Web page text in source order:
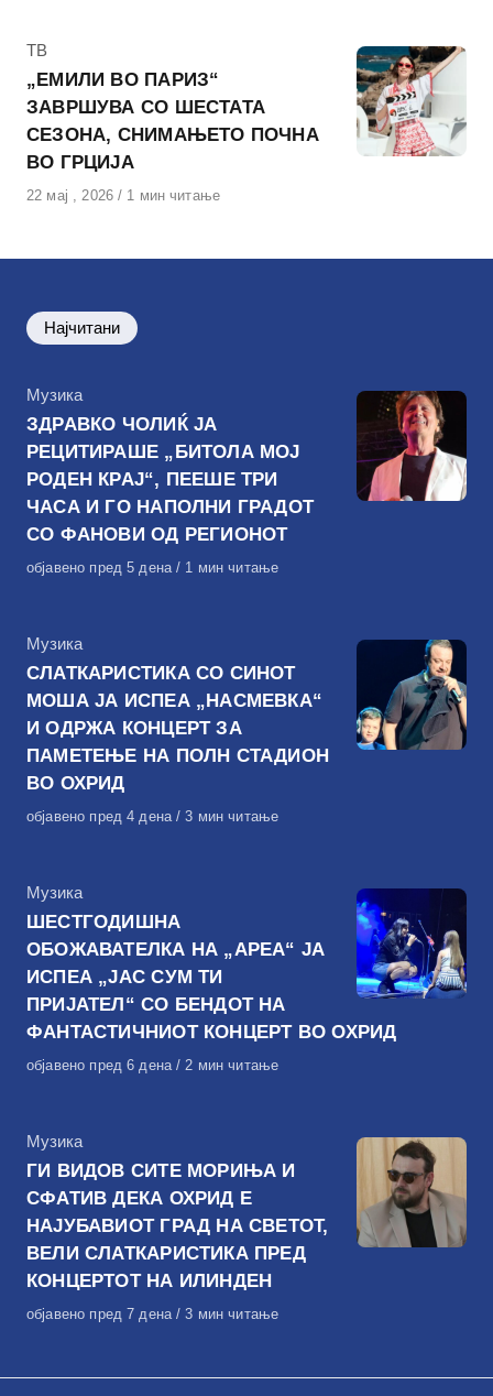
КАтегорија
ТВ
„ЕМИЛИ ВО ПАРИЗ“
ЗАВРШУВА СО ШЕСТАТА
СЕЗОНА, СНИМАЊЕТО ПОЧНА
ВО ГРЦИЈА
Објавено
22 мај , 2026 1 мин читање
Најчитани
КАтегорија
Музика
ЗДРАВКО ЧОЛИЌ ЈА
РЕЦИТИРАШЕ „БИТОЛА МОЈ
РОДЕН КРАЈ“, ПЕЕШЕ ТРИ
ЧАСА И ГО НАПОЛНИ ГРАДОТ
СО ФАНОВИ ОД РЕГИОНОТ
Објавено
објавено пред 5 дена 1 мин читање
КАтегорија
Музика
СЛАТКАРИСТИКА СО СИНОТ
МОША ЈА ИСПЕА „НАСМЕВКА“
И ОДРЖА КОНЦЕРТ ЗА
ПАМЕТЕЊЕ НА ПОЛН СТАДИОН
ВО ОХРИД
Објавено
објавено пред 4 дена 3 мин читање
КАтегорија
Музика
ШЕСТГОДИШНА
ОБОЖАВАТЕЛКА НА „АРЕА“ ЈА
ИСПЕА „ЈАС СУМ ТИ
ПРИЈАТЕЛ“ СО БЕНДОТ НА
ФАНТАСТИЧНИОТ КОНЦЕРТ ВО ОХРИД
Објавено
објавено пред 6 дена 2 мин читање
КАтегорија
Музика
ГИ ВИДОВ СИТЕ МОРИЊА И
СФАТИВ ДЕКА ОХРИД Е
НАЈУБАВИОТ ГРАД НА СВЕТОТ,
ВЕЛИ СЛАТКАРИСТИКА ПРЕД
КОНЦЕРТОТ НА ИЛИНДЕН
Објавено
објавено пред 7 дена 3 мин читање